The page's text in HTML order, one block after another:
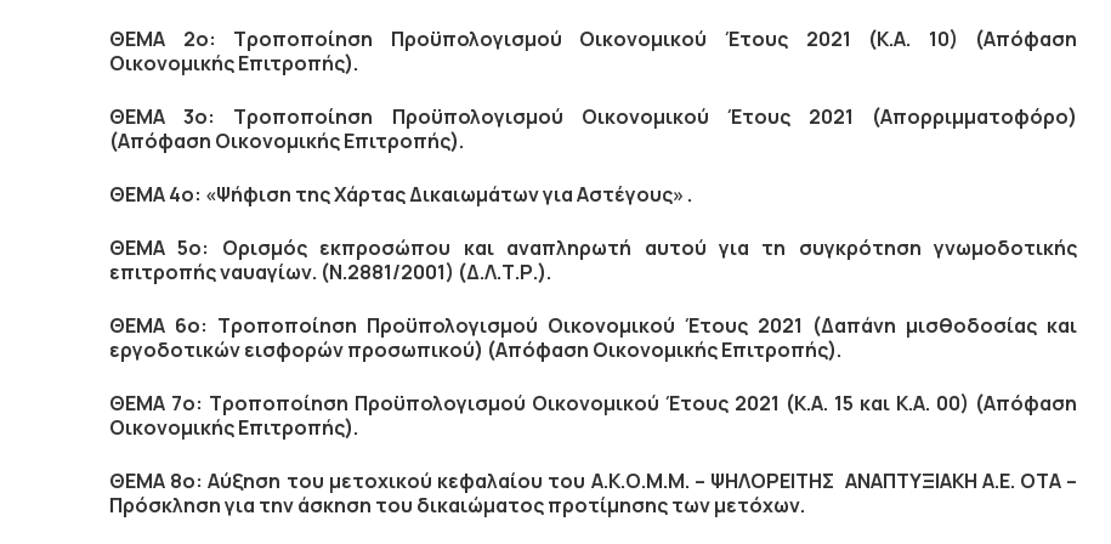
ΘΕΜΑ 2ο: Τροποποίηση Προϋπολογισμού Οικονομικού Έτους 2021 (Κ.Α. 10) (Απόφαση
Οικονομικής Επιτροπής).
ΘΕΜΑ 3ο: Τροποποίηση Προϋπολογισμού Οικονομικού Έτους 2021 (Απορριμματοφόρο)
(Απόφαση Οικονομικής Επιτροπής).
ΘΕΜΑ 4ο: «Ψήφιση της Χάρτας Δικαιωμάτων για Αστέγους» .
ΘΕΜΑ 5ο: Ορισμός εκπροσώπου και αναπληρωτή αυτού για τη συγκρότηση γνωμοδοτικής
επιτροπής ναυαγίων. (Ν.2881/2001) (Δ.Λ.Τ.Ρ.).
ΘΕΜΑ 6ο: Τροποποίηση Προϋπολογισμού Οικονομικού Έτους 2021 (Δαπάνη μισθοδοσίας και
εργοδοτικών εισφορών προσωπικού) (Απόφαση Οικονομικής Επιτροπής).
ΘΕΜΑ 7ο: Τροποποίηση Προϋπολογισμού Οικονομικού Έτους 2021 (Κ.Α. 15 και Κ.Α. 00) (Απόφαση
Οικονομικής Επιτροπής).
ΘΕΜΑ 8ο: Αύξηση του μετοχικού κεφαλαίου του Α.Κ.Ο.Μ.Μ. – ΨΗΛΟΡΕΙΤΗΣ ΑΝΑΠΤΥΞΙΑΚΗ Α.Ε. ΟΤΑ –
Πρόσκληση για την άσκηση του δικαιώματος προτίμησης των μετόχων.